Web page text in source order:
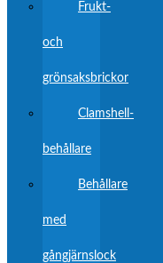
Frukt-
och
grönsaksbrickor
Clamshell-
behållare
Behållare
med
gångjärnslock